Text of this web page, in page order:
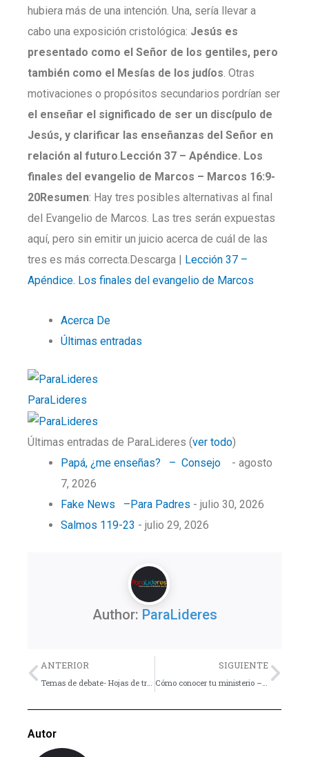
hubiera más de una intención. Una, sería llevar a
cabo una exposición cristológica: Jesús es
presentado como el Señor de los gentiles, pero
también como el Mesías de los judíos. Otras
motivaciones o propósitos secundarios pordrían ser
el enseñar el significado de ser un discípulo de
Jesús, y clarificar las enseñanzas del Señor en
relación al futuro.Lección 37 – Apéndice. Los
finales del evangelio de Marcos – Marcos 16:9-
20Resumen: Hay tres posibles alternativas al final
del Evangelio de Marcos. Las tres serán expuestas
aquí, pero sin emitir un juicio acerca de cuál de las
tres es más correcta.Descarga | Lección 37 –
Apéndice. Los finales del evangelio de Marcos
Acerca De
Últimas entradas
ParaLideres
Últimas entradas de ParaLideres (ver todo)
Papá, ¿me enseñas? – Consejo
- agosto
7, 2026
Fake News –Para Padres - julio 30, 2026
Salmos 119-23 - julio 29, 2026
Author: ParaLideres
Previo
ANTERIOR SIGUIENTE
Autor